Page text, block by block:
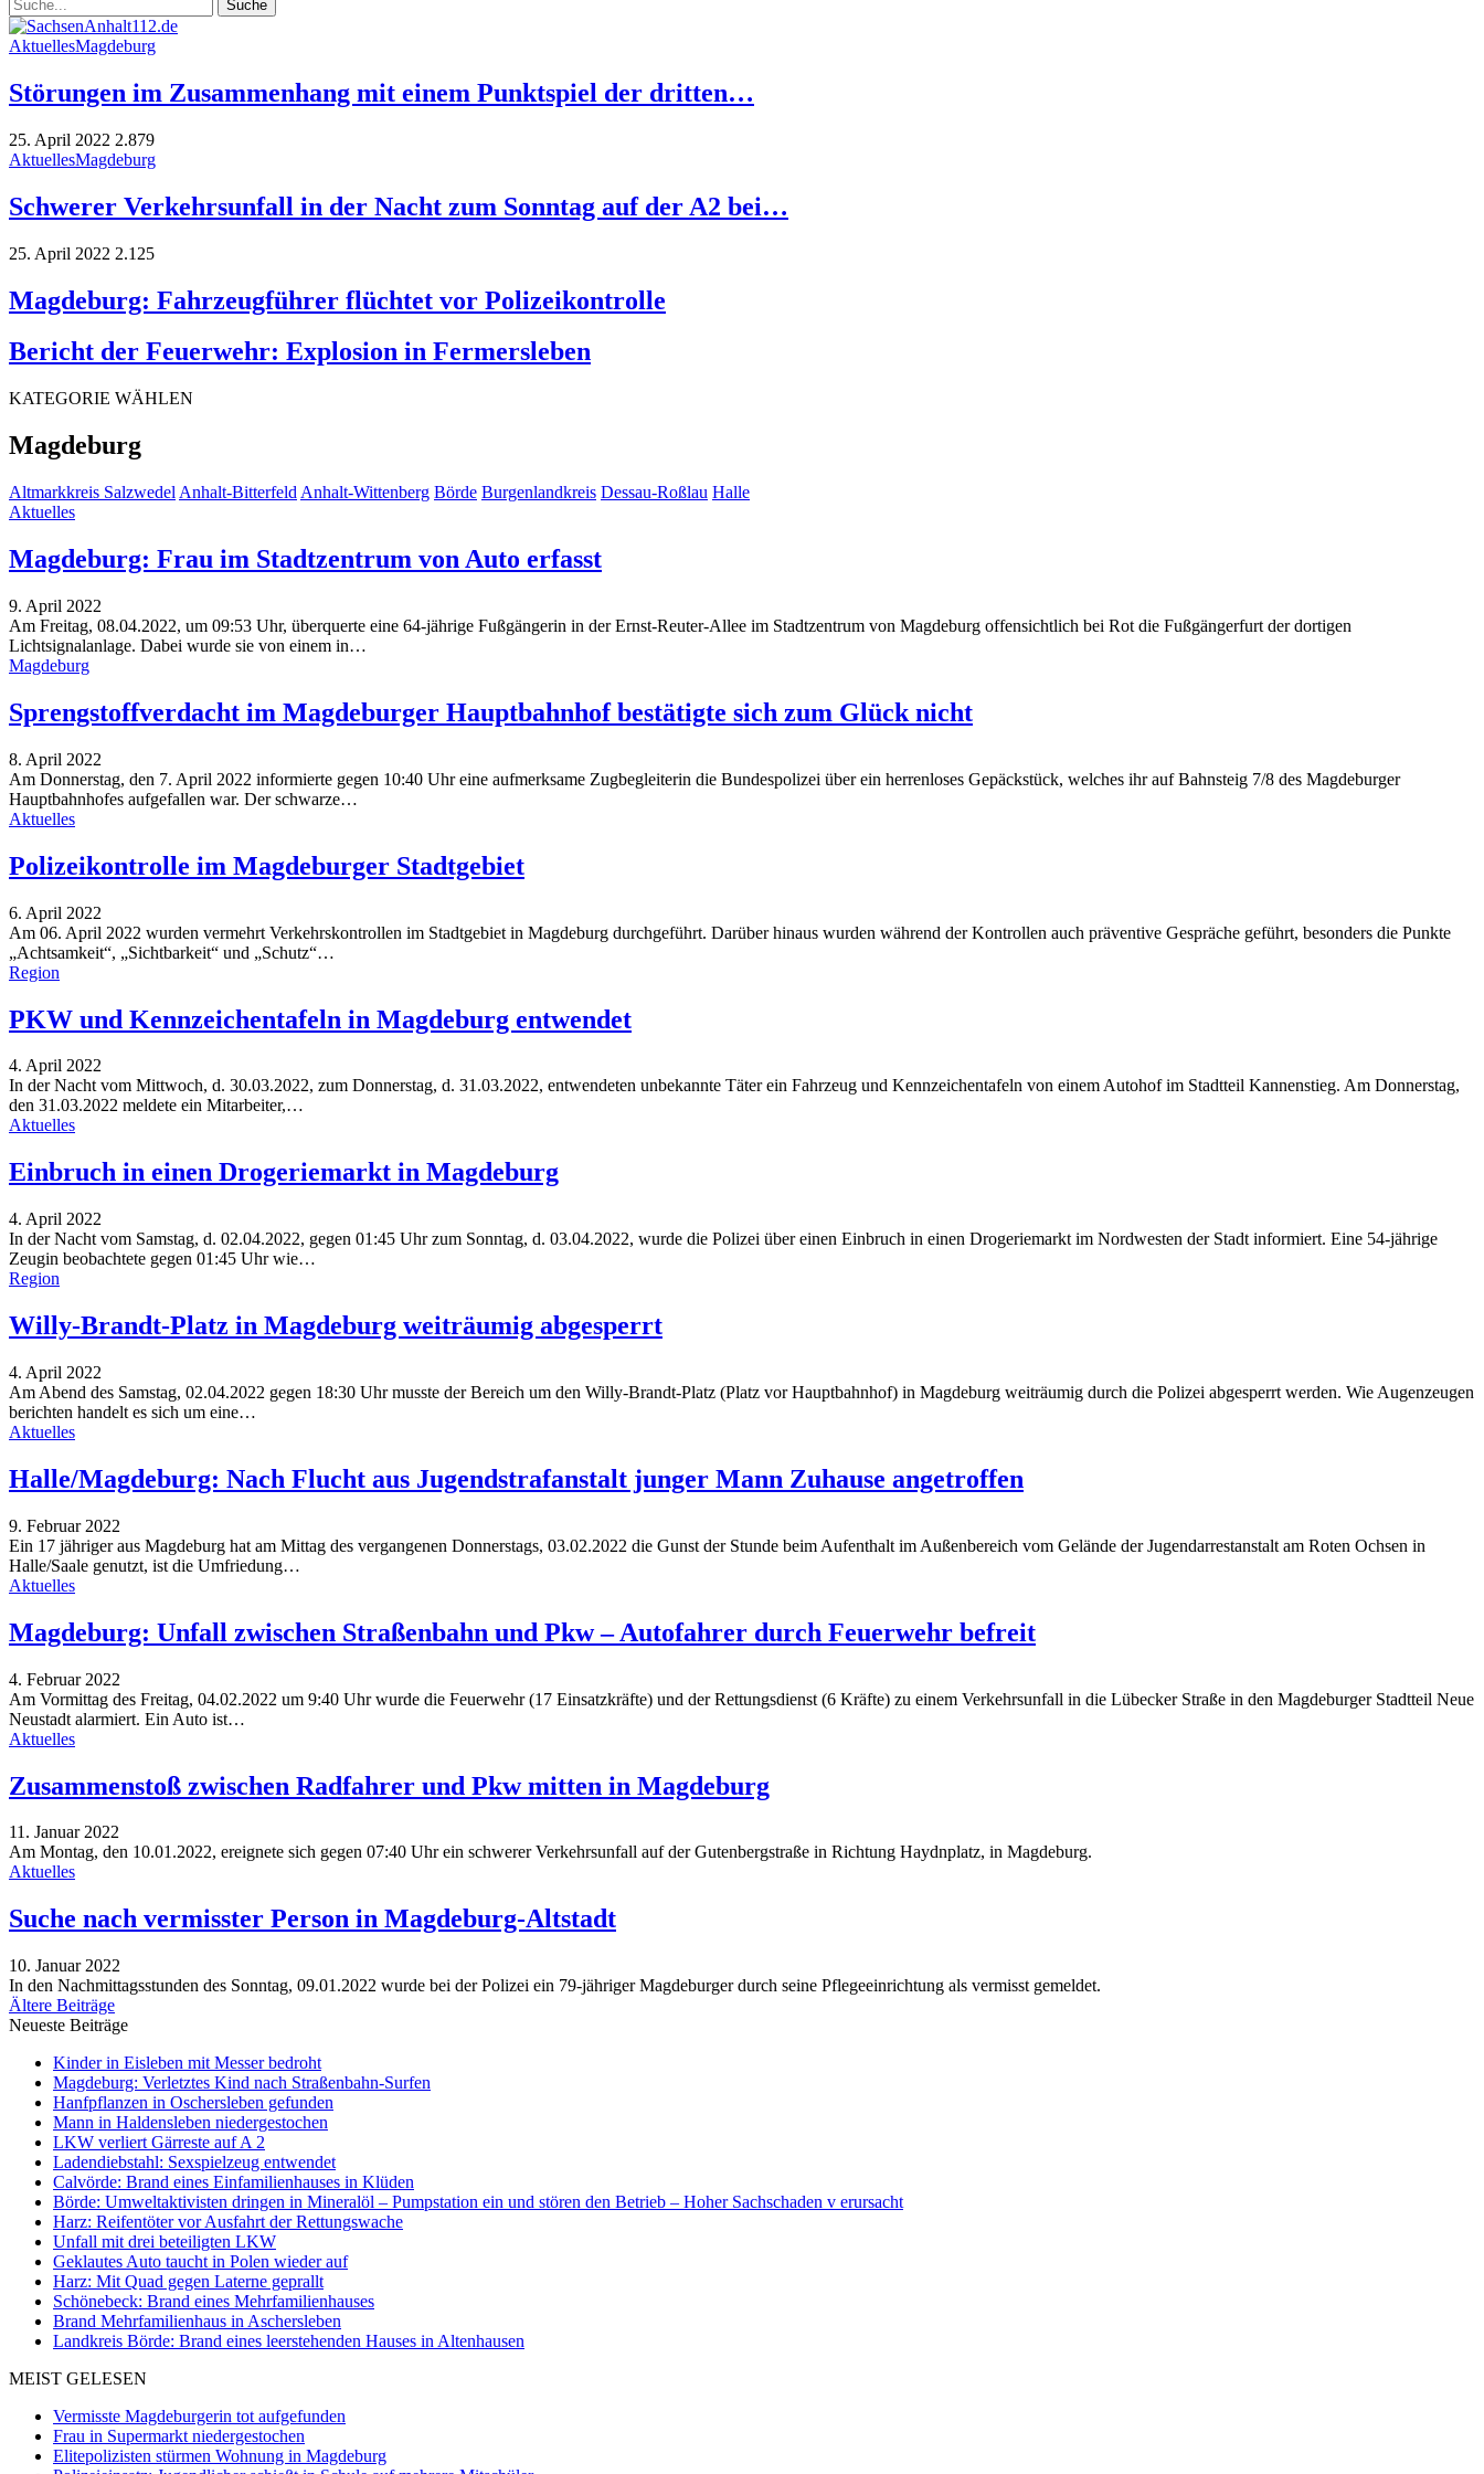
AktuellesMagdeburg
Störungen im Zusammenhang mit einem Punktspiel der dritten…
25. April 2022 2.879
AktuellesMagdeburg
Schwerer Verkehrsunfall in der Nacht zum Sonntag auf der A2 bei…
25. April 2022 2.125
Magdeburg: Fahrzeugführer flüchtet vor Polizeikontrolle
Bericht der Feuerwehr: Explosion in Fermersleben
KATEGORIE WÄHLEN
Magdeburg
Altmarkkreis Salzwedel Anhalt-Bitterfeld Anhalt-Wittenberg Börde Burgenlandkreis Dessau-Roßlau Halle
Aktuelles
Magdeburg: Frau im Stadtzentrum von Auto erfasst
9. April 2022
Am Freitag, 08.04.2022, um 09:53 Uhr, überquerte eine 64-jährige Fußgängerin in der Ernst-Reuter-Allee im Stadtzentrum von Magdeburg offensichtlich bei Rot die Fußgängerfurt der dortigen
Lichtsignalanlage. Dabei wurde sie von einem in…
Magdeburg
Sprengstoffverdacht im Magdeburger Hauptbahnhof bestätigte sich zum Glück nicht
8. April 2022
Am Donnerstag, den 7. April 2022 informierte gegen 10:40 Uhr eine aufmerksame Zugbegleiterin die Bundespolizei über ein herrenloses Gepäckstück, welches ihr auf Bahnsteig 7/8 des Magdeburger
Hauptbahnhofes aufgefallen war. Der schwarze…
Aktuelles
Polizeikontrolle im Magdeburger Stadtgebiet
6. April 2022
Am 06. April 2022 wurden vermehrt Verkehrskontrollen im Stadtgebiet in Magdeburg durchgeführt. Darüber hinaus wurden während der Kontrollen auch präventive Gespräche geführt, besonders die Punkte
„Achtsamkeit“, „Sichtbarkeit“ und „Schutz“…
Region
PKW und Kennzeichentafeln in Magdeburg entwendet
4. April 2022
In der Nacht vom Mittwoch, d. 30.03.2022, zum Donnerstag, d. 31.03.2022, entwendeten unbekannte Täter ein Fahrzeug und Kennzeichentafeln von einem Autohof im Stadtteil Kannenstieg. Am Donnerstag,
den 31.03.2022 meldete ein Mitarbeiter,…
Aktuelles
Einbruch in einen Drogeriemarkt in Magdeburg
4. April 2022
In der Nacht vom Samstag, d. 02.04.2022, gegen 01:45 Uhr zum Sonntag, d. 03.04.2022, wurde die Polizei über einen Einbruch in einen Drogeriemarkt im Nordwesten der Stadt informiert. Eine 54-jährige
Zeugin beobachtete gegen 01:45 Uhr wie…
Region
Willy-Brandt-Platz in Magdeburg weiträumig abgesperrt
4. April 2022
Am Abend des Samstag, 02.04.2022 gegen 18:30 Uhr musste der Bereich um den Willy-Brandt-Platz (Platz vor Hauptbahnhof) in Magdeburg weiträumig durch die Polizei abgesperrt werden. Wie Augenzeugen
berichten handelt es sich um eine…
Aktuelles
Halle/Magdeburg: Nach Flucht aus Jugendstrafanstalt junger Mann Zuhause angetroffen
9. Februar 2022
Ein 17 jähriger aus Magdeburg hat am Mittag des vergangenen Donnerstags, 03.02.2022 die Gunst der Stunde beim Aufenthalt im Außenbereich vom Gelände der Jugendarrestanstalt am Roten Ochsen in
Halle/Saale genutzt, ist die Umfriedung…
Aktuelles
Magdeburg: Unfall zwischen Straßenbahn und Pkw – Autofahrer durch Feuerwehr befreit
4. Februar 2022
Am Vormittag des Freitag, 04.02.2022 um 9:40 Uhr wurde die Feuerwehr (17 Einsatzkräfte) und der Rettungsdienst (6 Kräfte) zu einem Verkehrsunfall in die Lübecker Straße in den Magdeburger Stadtteil Neue
Neustadt alarmiert. Ein Auto ist…
Aktuelles
Zusammenstoß zwischen Radfahrer und Pkw mitten in Magdeburg
11. Januar 2022
Am Montag, den 10.01.2022, ereignete sich gegen 07:40 Uhr ein schwerer Verkehrsunfall auf der Gutenbergstraße in Richtung Haydnplatz, in Magdeburg.
Aktuelles
Suche nach vermisster Person in Magdeburg-Altstadt
10. Januar 2022
In den Nachmittagsstunden des Sonntag, 09.01.2022 wurde bei der Polizei ein 79-jähriger Magdeburger durch seine Pflegeeinrichtung als vermisst gemeldet.
Ältere Beiträge
Neueste Beiträge
Kinder in Eisleben mit Messer bedroht
Magdeburg: Verletztes Kind nach Straßenbahn-Surfen
Hanfpflanzen in Oschersleben gefunden
Mann in Haldensleben niedergestochen
LKW verliert Gärreste auf A 2
Ladendiebstahl: Sexspielzeug entwendet
Calvörde: Brand eines Einfamilienhauses in Klüden
Börde: Umweltaktivisten dringen in Mineralöl – Pumpstation ein und stören den Betrieb – Hoher Sachschaden v erursacht
Harz: Reifentöter vor Ausfahrt der Rettungswache
Unfall mit drei beteiligten LKW
Geklautes Auto taucht in Polen wieder auf
Harz: Mit Quad gegen Laterne geprallt
Schönebeck: Brand eines Mehrfamilienhauses
Brand Mehrfamilienhaus in Aschersleben
Landkreis Börde: Brand eines leerstehenden Hauses in Altenhausen
MEIST GELESEN
Vermisste Magdeburgerin tot aufgefunden
Frau in Supermarkt niedergestochen
Elitepolizisten stürmen Wohnung in Magdeburg